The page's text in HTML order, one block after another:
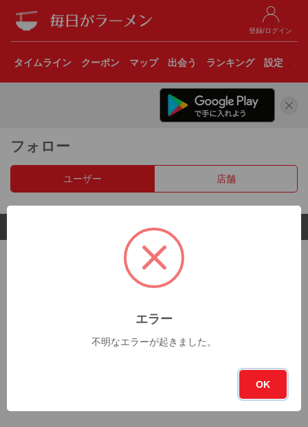
登録/ログイン
タイムライン クーポン マップ 出会う ランキング 設定
フォロー
ユーザー 店舗
© 2017 Clear Inc.
エラー
不明なエラーが起きました。
OK